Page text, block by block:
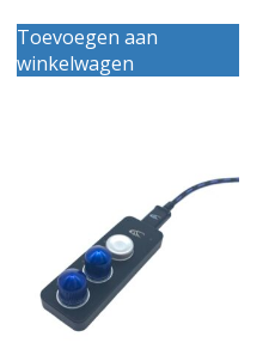
Toevoegen aan
winkelwagen